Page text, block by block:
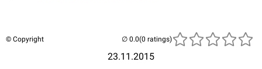
© Copyright
23.11.2015
(0 ratings)